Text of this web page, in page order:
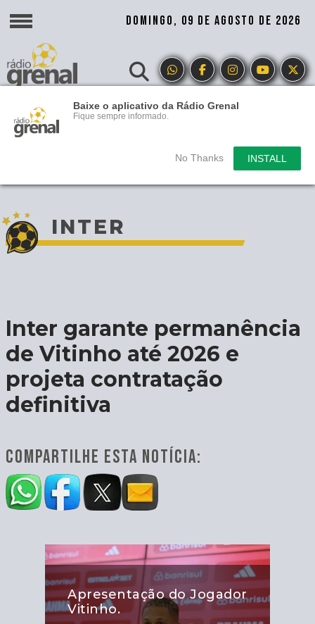
Baixe o aplicativo da Rádio Grenal
Fique sempre informado.
No Thanks INSTALL
DOMINGO, 09 DE AGOSTO DE 2026
INTER
Inter garante permanência
de Vitinho até 2026 e
projeta contratação
definitiva
COMPARTILHE ESTA NOTÍCIA:
Apresentação do Jogador
Vitinho.